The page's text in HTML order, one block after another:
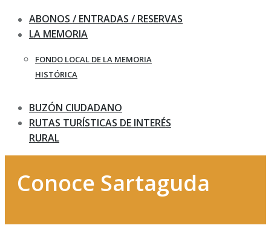
ABONOS / ENTRADAS / RESERVAS
LA MEMORIA
FONDO LOCAL DE LA MEMORIA
HISTÓRICA
BUZÓN CIUDADANO
RUTAS TURÍSTICAS DE INTERÉS
RURAL
Conoce Sartaguda